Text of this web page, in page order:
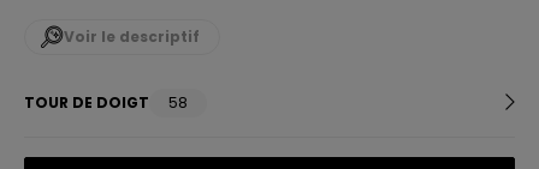
Voir le descriptif
TOUR DE DOIGT 58